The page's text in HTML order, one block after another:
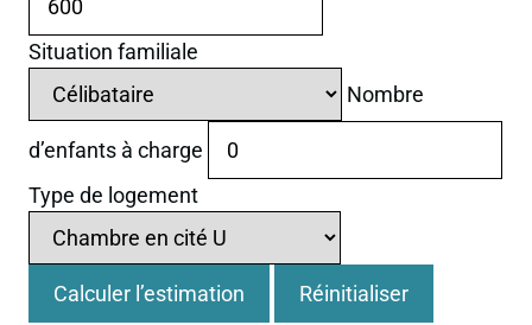
Situation familiale
Nombre
d’enfants à charge
Type de logement
Calculer l’estimation
Réinitialiser